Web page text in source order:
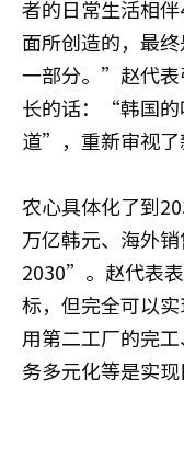
者的日常生活相
面所创造的，最
一部分。”赵代表
长的话：“韩国的
道”，重新审视了
农心具体化了到
万亿韩元、海外
2030”。赵代表
标，但完全可以
用第二工厂的完
务多元化等是实现